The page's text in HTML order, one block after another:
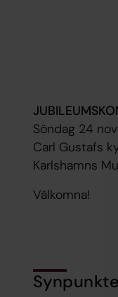
Söndag 24
Carl Gustafs
Karlshamns
Välkomna!